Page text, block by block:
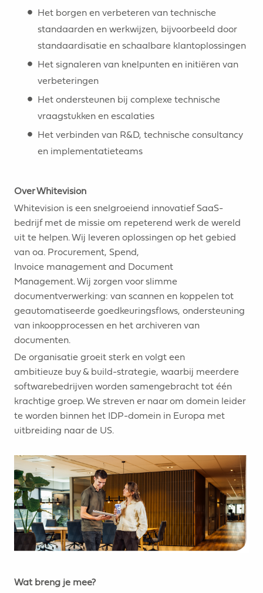
Het borgen en verbeteren van technische
standaarden en werkwijzen, bijvoorbeeld door
standaardisatie en schaalbare klantoplossingen
Het signaleren van knelpunten en initiëren van
verbeteringen
Het ondersteunen bij complexe technische
vraagstukken en escalaties
Het verbinden van R&D, technische consultancy
en implementatieteams
Over Whitevision
Whitevision is een snelgroeiend innovatief SaaS-
bedrijf met de missie om repeterend werk de wereld
uit te helpen. Wij leveren oplossingen op het gebied
van oa. Procurement, Spend,
Invoice management and Document
Management. Wij zorgen voor slimme
documentverwerking: van scannen en koppelen tot
geautomatiseerde goedkeuringsflows, ondersteuning
van inkoopprocessen en het archiveren van
documenten.
De organisatie groeit sterk en volgt een
ambitieuze buy & build-strategie, waarbij meerdere
softwarebedrijven worden samengebracht tot één
krachtige groep. We streven er naar om domein leider
te worden binnen het IDP-domein in Europa met
uitbreiding naar de US.
Wat breng je mee?